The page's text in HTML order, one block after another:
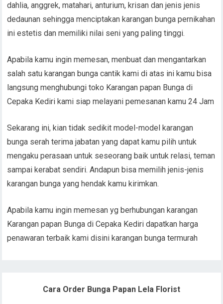
dahlia, anggrek, matahari, anturium, krisan dan jenis jenis
dedaunan sehingga menciptakan karangan bunga pernikahan
ini estetis dan memiliki nilai seni yang paling tinggi.
Apabila kamu ingin memesan, menbuat dan mengantarkan
salah satu karangan bunga cantik kami di atas ini kamu bisa
langsung menghubungi toko Karangan papan Bunga di
Cepaka Kediri kami siap melayani pemesanan kamu 24 Jam
Sekarang ini, kian tidak sedikit model-model karangan
bunga serah terima jabatan yang dapat kamu pilih untuk
mengaku perasaan untuk seseorang baik untuk relasi, teman
sampai kerabat sendiri. Andapun bisa memilih jenis-jenis
karangan bunga yang hendak kamu kirimkan.
Apabila kamu ingin memesan yg berhubungan karangan
Karangan papan Bunga di Cepaka Kediri dapatkan harga
penawaran terbaik kami disini karangan bunga termurah
Cara Order Bunga Papan Lela Florist